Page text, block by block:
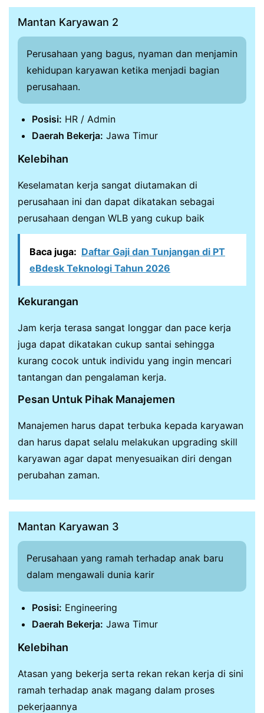
Mantan Karyawan 2
Perusahaan yang bagus, nyaman dan menjamin
kehidupan karyawan ketika menjadi bagian
perusahaan.
Posisi: HR / Admin
Daerah Bekerja: Jawa Timur
Kelebihan
Keselamatan kerja sangat diutamakan di
perusahaan ini dan dapat dikatakan sebagai
perusahaan dengan WLB yang cukup baik
Baca juga: Daftar Gaji dan Tunjangan di PT
eBdesk Teknologi Tahun 2026
Kekurangan
Jam kerja terasa sangat longgar dan pace kerja
juga dapat dikatakan cukup santai sehingga
kurang cocok untuk individu yang ingin mencari
tantangan dan pengalaman kerja.
Pesan Untuk Pihak Manajemen
Manajemen harus dapat terbuka kepada karyawan
dan harus dapat selalu melakukan upgrading skill
karyawan agar dapat menyesuaikan diri dengan
perubahan zaman.
Mantan Karyawan 3
Perusahaan yang ramah terhadap anak baru
dalam mengawali dunia karir
Posisi: Engineering
Daerah Bekerja: Jawa Timur
Kelebihan
Atasan yang bekerja serta rekan rekan kerja di sini
ramah terhadap anak magang dalam proses
pekerjaannya